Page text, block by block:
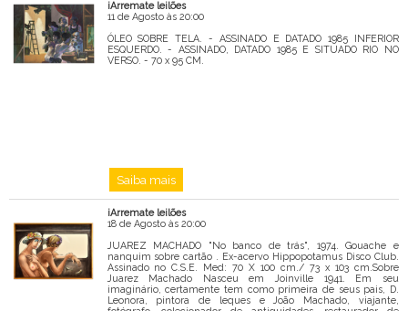
Mensagem
iArremate leilões
11 de Agosto às 20:00
ÓLEO SOBRE TELA. - ASSINADO E DATADO 1985 INFERIOR
ESQUERDO. - ASSINADO, DATADO 1985 E SITUADO RIO NO
VERSO. - 70 x 95 CM.
Saiba mais
iArremate leilões
18 de Agosto às 20:00
JUAREZ MACHADO "No banco de trás", 1974. Gouache e
nanquim sobre cartão . Ex-acervo Hippopotamus Disco Club.
Assinado no C.S.E. Med: 70 X 100 cm./ 73 x 103 cm.Sobre
Juarez Machado Nasceu em Joinville 1941. Em seu
imaginário, certamente tem como primeira de seus pais, D.
Leonora, pintora de leques e João Machado, viajante,